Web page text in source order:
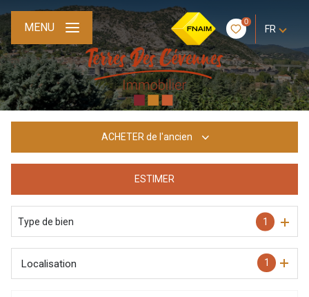
0
FR
MENU
ACHETER de l'ancien
ESTIMER
Type de bien 1
1
Localisation